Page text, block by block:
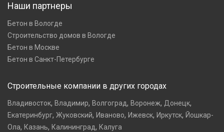
Наши партнеры
Бетон в Вологде
Строительство домов в Вологде
Бетон в Москве
Бетон в Санкт-Петербурге
Строительные компании в других городах
Владивосток, Владимир, Волгоград, Воронеж, Донецк,
Екатеринбург, Жуковский, Иваново, Ижевск, Иркутск, Йошкар-
Ола, Казань, Калининград, Калуга